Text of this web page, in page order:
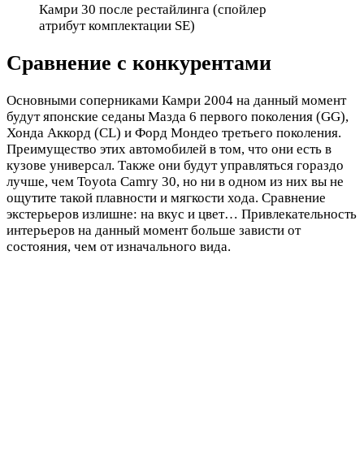
Камри 30 после рестайлинга (спойлер
атрибут комплектации SE)
Сравнение с конкурентами
Основными соперниками Камри 2004 на данный момент
будут японские седаны Мазда 6 первого поколения (GG),
Хонда Аккорд (CL) и Форд Мондео третьего поколения.
Преимущество этих автомобилей в том, что они есть в
кузове универсал. Также они будут управляться гораздо
лучше, чем Toyota Camry 30, но ни в одном из них вы не
ощутите такой плавности и мягкости хода. Сравнение
экстерьеров излишне: на вкус и цвет… Привлекательность
интерьеров на данный момент больше зависти от
состояния, чем от изначального вида.